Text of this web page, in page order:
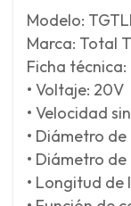
Modelo:
Marca: Total
Ficha técnica:
• Voltaje: 20V
• Velocidad
• Diámetro
• Diámetro
• Longitud de